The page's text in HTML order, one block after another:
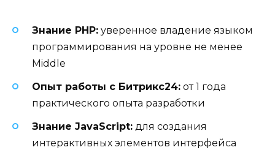
Знание PHP: уверенное владение языком
программирования на уровне не менее
Middle
Опыт работы с Битрикс24: от 1 года
практического опыта разработки
Знание JavaScript: для создания
интерактивных элементов интерфейса